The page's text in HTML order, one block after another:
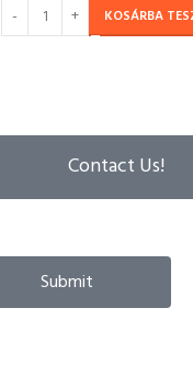
KOSÁRBA
Contact Us!
Submit